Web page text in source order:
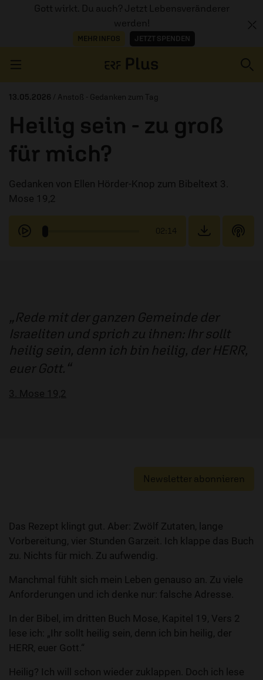
Gott wirkt. Du auch? Jetzt Lebensveränderer
werden!
MEHR INFOS JETZT SPENDEN
ERZÄHL MAL
AUDIOTHEK
PROGRAMM
PODCASTS
13.05.2026 / Anstoß - Gedanken zum Tag
Heilig sein - zu groß
für mich?
Gedanken von Ellen Hörder-Knop zum Bibeltext 3.
Mose 19,2
02:14
Rede mit der ganzen Gemeinde der
Israeliten und sprich zu ihnen: Ihr sollt
heilig sein, denn ich bin heilig, der HERR,
euer Gott.
3. Mose 19,2
Newsletter abonnieren
Das Rezept klingt gut. Aber: Zwölf Zutaten, lange
Vorbereitung, vier Stunden Garzeit. Ich klappe das Buch
zu. Nichts für mich. Zu aufwendig.
Manchmal fühlt sich mein Leben genauso an. Zu viele
Anforderungen und ich denke nur: falsche Adresse.
In der Bibel, im dritten Buch Mose, Kapitel 19, Vers 2
lese ich: „Ihr sollt heilig sein, denn ich bin heilig, der
HERR, euer Gott.“
Heilig? Ich will schon wieder zuklappen. Doch ich lese